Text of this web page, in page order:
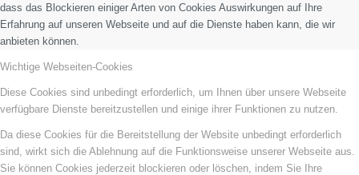
dass das Blockieren einiger Arten von Cookies Auswirkungen auf Ihre
Erfahrung auf unseren Webseite und auf die Dienste haben kann, die wir
anbieten können.
Wichtige Webseiten-Cookies
Diese Cookies sind unbedingt erforderlich, um Ihnen über unsere Webseite
verfügbare Dienste bereitzustellen und einige ihrer Funktionen zu nutzen.
Da diese Cookies für die Bereitstellung der Website unbedingt erforderlich
sind, wirkt sich die Ablehnung auf die Funktionsweise unserer Webseite aus.
Sie können Cookies jederzeit blockieren oder löschen, indem Sie Ihre